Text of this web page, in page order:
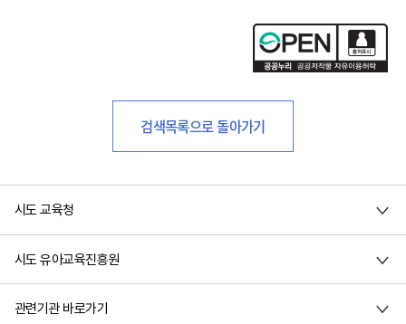
검색목록으로 돌아가기
시도 교육청
시도 유아교육진흥원
관련기관 바로가기